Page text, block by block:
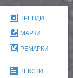
ТРЕНДИ
МАРКИ
РЕМАРКИ
ТЕКСТИ